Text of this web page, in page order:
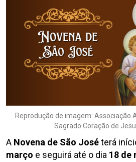
Reprodução de imagem: Associação
Sagrado Coração de
A Novena de São Joséterá
março e seguirá até o dia 18 de